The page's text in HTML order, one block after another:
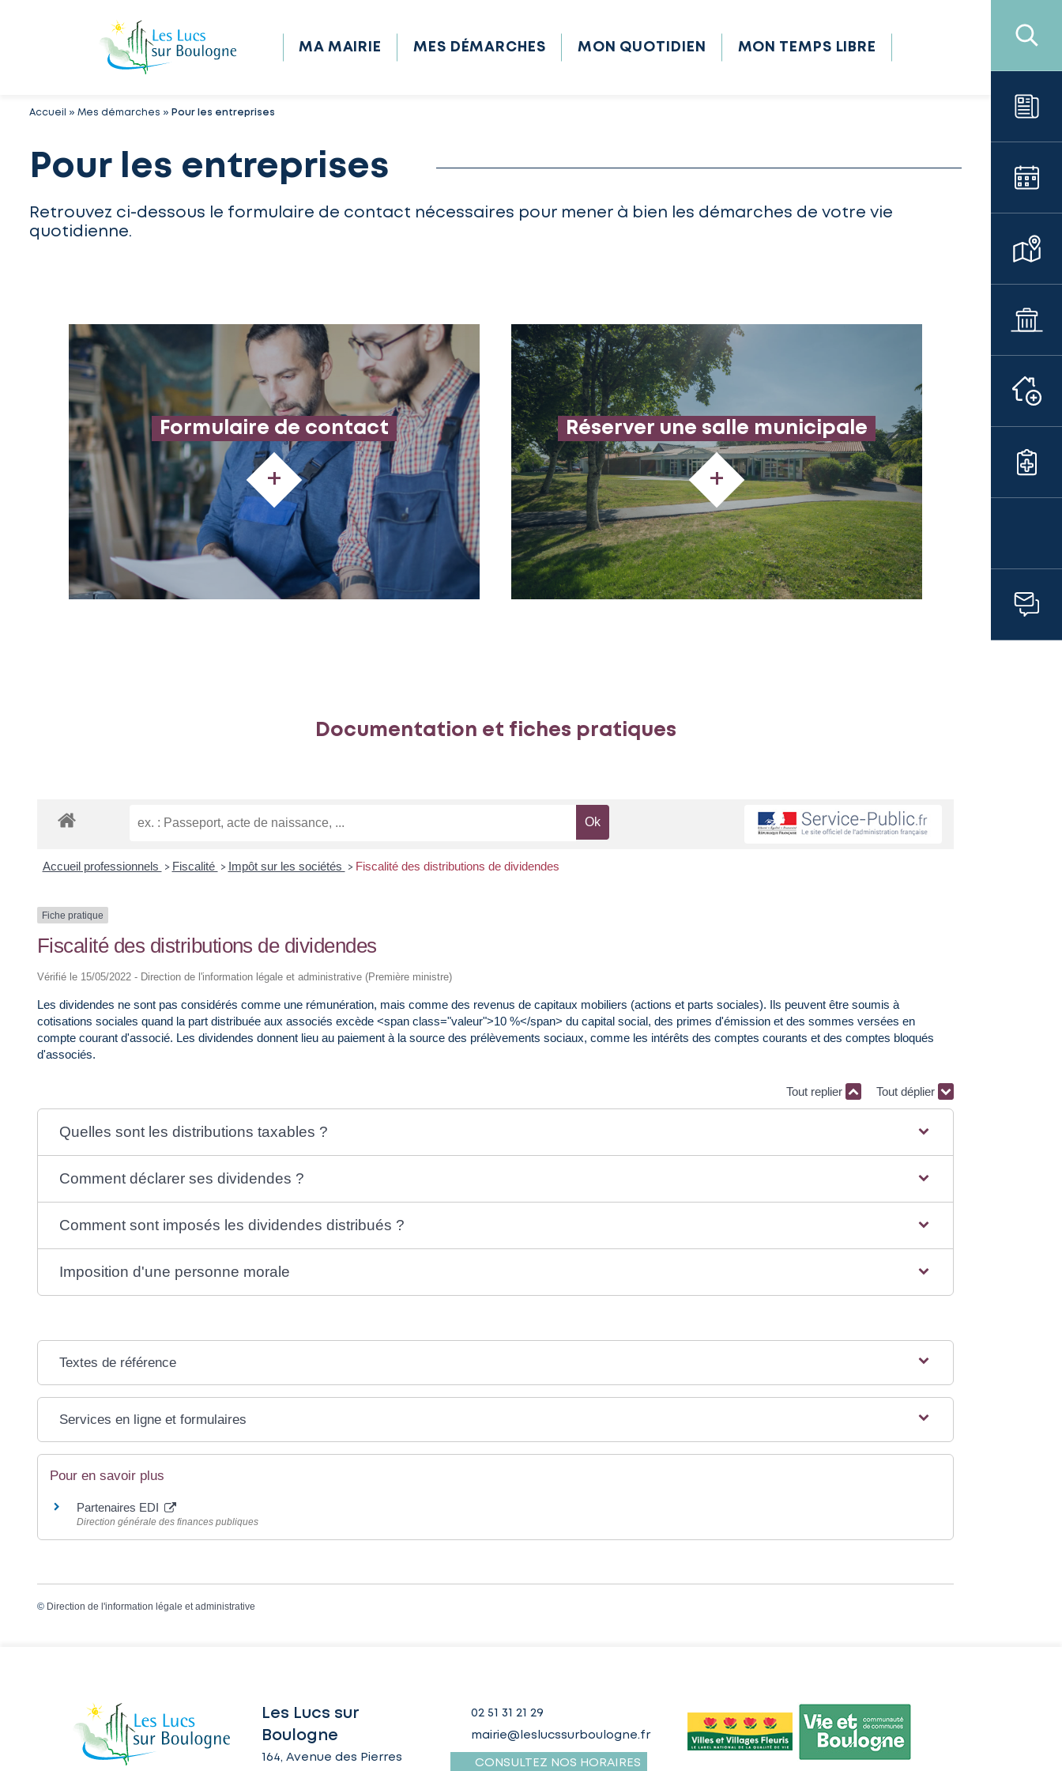
MA MAIRIE MES DÉMARCHES MON QUOTIDIEN MON TEMPS LIBRE
Accueil » Mes démarches » Pour les entreprises
Pour les entreprises
Retrouvez ci-dessous le formulaire de contact nécessaires pour mener à bien les démarches de votre vie
quotidienne.
Formulaire de contact
+
Réserver une salle municipale
+
Documentation et fiches pratiques
Accueil professionnels > Fiscalité > Impôt sur les sociétés > Fiscalité des distributions de dividendes
Fiche pratique
Fiscalité des distributions de dividendes
Vérifié le 15/05/2022 - Direction de l'information légale et administrative (Première ministre)
Les dividendes ne sont pas considérés comme une rémunération, mais comme des revenus de capitaux mobiliers (actions et parts sociales). Ils peuvent être soumis à
cotisations sociales quand la part distribuée aux associés excède <span class="valeur">10 %</span> du capital social, des primes d'émission et des sommes versées en
compte courant d'associé. Les dividendes donnent lieu au paiement à la source des prélèvements sociaux, comme les intérêts des comptes courants et des comptes bloqués
d'associés.
Tout replier Tout déplier
Quelles sont les distributions taxables ?
Comment déclarer ses dividendes ?
Comment sont imposés les dividendes distribués ?
Imposition d'une personne morale
Textes de référence
Services en ligne et formulaires
Pour en savoir plus
Partenaires EDI
Direction générale des finances publiques
© Direction de l'information légale et administrative
Les Lucs sur
Boulogne
164, Avenue des Pierres
02 51 31 21 29
mairie@leslucssurboulogne.fr
CONSULTEZ NOS HORAIRES